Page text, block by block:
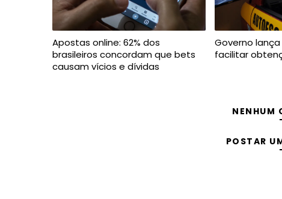
Apostas online: 62% dos
brasileiros concordam que bets
causam vícios e dívidas
Governo
facilitar
NENHUM
POSTAR